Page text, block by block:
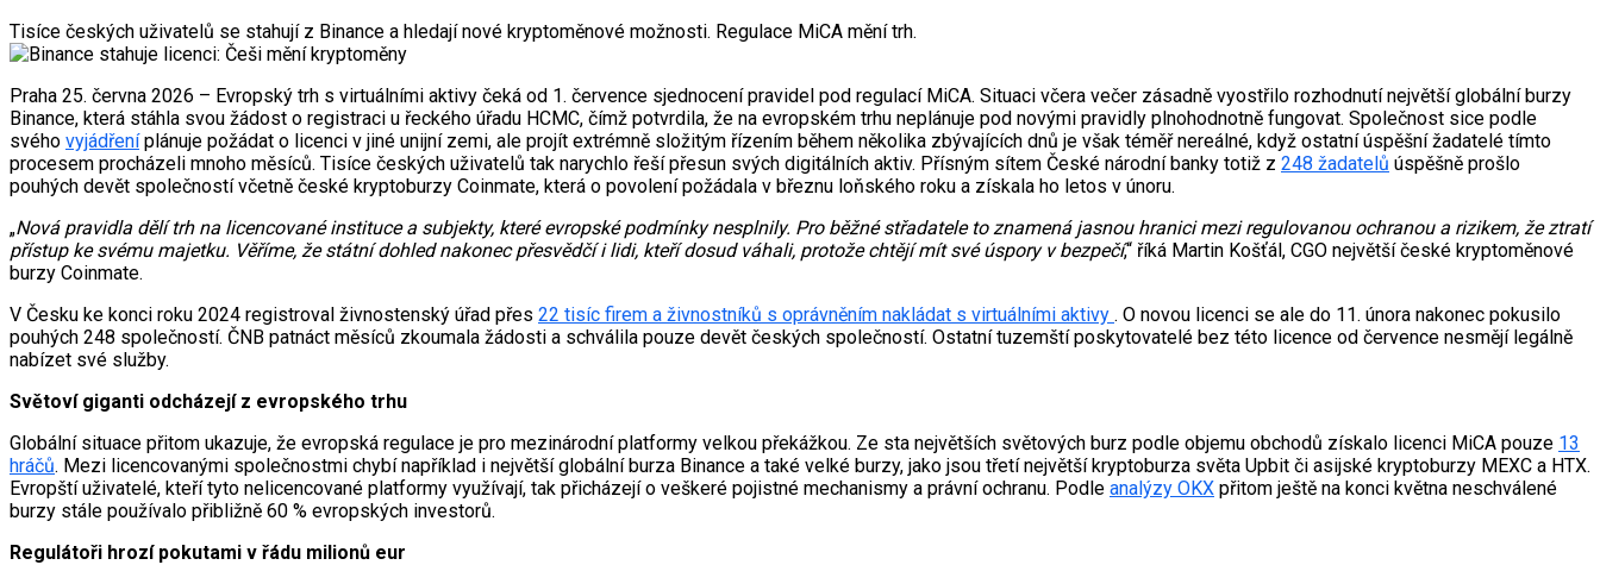
Tisíce českých uživatelů se stahují z Binance a hledají nové kryptoměnové možnosti. Regulace MiCA mění trh.
Praha 25. června 2026 – Evropský trh s virtuálními aktivy čeká od 1. července sjednocení pravidel pod regulací MiCA. Situaci včera večer zásadně vyostřilo rozhodnutí největší globální burzy
Binance, která stáhla svou žádost o registraci u řeckého úřadu HCMC, čímž potvrdila, že na evropském trhu neplánuje pod novými pravidly plnohodnotně fungovat. Společnost sice podle
svého vyjádřeníplánuje požádat o licenci v jiné unijní zemi, ale projít extrémně složitým řízením během několika zbývajících dnů je však téměř nereálné, když ostatní úspěšní žadatelé tímto
procesem procházeli mnoho měsíců. Tisíce českých uživatelů tak narychlo řeší přesun svých digitálních aktiv. Přísným sítem České národní banky totiž z 248 žadatelů úspěšně prošlo
pouhých devět společností včetně české kryptoburzy Coinmate, která o povolení požádala v březnu loňského roku a získala ho letos v únoru.
„Nová pravidla dělí trh na licencované instituce a subjekty, které evropské podmínky nesplnily. Pro běžné střadatele to znamená jasnou hranici mezi regulovanou ochranou a rizikem, že ztratí
přístup ke svému majetku. Věříme, že státní dohled nakonec přesvědčí i lidi, kteří dosud váhali, protože chtějí mít své úspory v bezpečí,“ říká Martin Košťál, CGO největší české kryptoměnové
burzy Coinmate.
V Česku ke konci roku 2024 registroval živnostenský úřad přes 22 tisíc firem a živnostníků s oprávněním nakládat s virtuálními aktivy . O novou licenci se ale do 11. února nakonec pokusilo
pouhých 248 společností. ČNB patnáct měsíců zkoumala žádosti a schválila pouze devět českých společností. Ostatní tuzemští poskytovatelé bez této licence od července nesmějí legálně
nabízet své služby.
Světoví giganti odcházejí z evropského trhu
Globální situace přitom ukazuje, že evropská regulace je pro mezinárodní platformy velkou překážkou. Ze sta největších světových burz podle objemu obchodů získalo licenci MiCA pouze 13
hráčů. Mezi licencovanými společnostmi chybí například i největší globální burza Binance a také velké burzy, jako jsou třetí největší kryptoburza světa Upbit či asijské kryptoburzy MEXC a HTX.
Evropští uživatelé, kteří tyto nelicencované platformy využívají, tak přicházejí o veškeré pojistné mechanismy a právní ochranu. Podle analýzy OKX přitom ještě na konci května neschválené
burzy stále používalo přibližně 60 % evropských investorů.
Regulátoři hrozí pokutami v řádu milionů eur